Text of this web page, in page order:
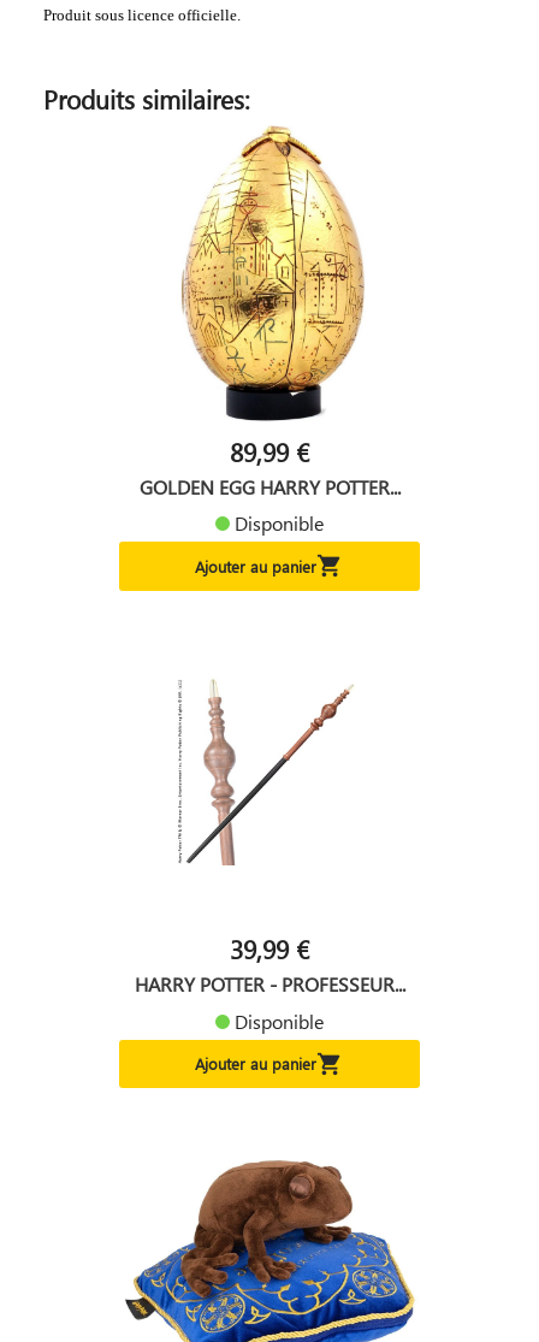
Produit sous licence officielle.
Produits similaires:
89,99 €
GOLDEN EGG HARRY POTTER...
Disponible
Ajouter au panier
39,99 €
HARRY POTTER - PROFESSEUR...
Disponible
Ajouter au panier